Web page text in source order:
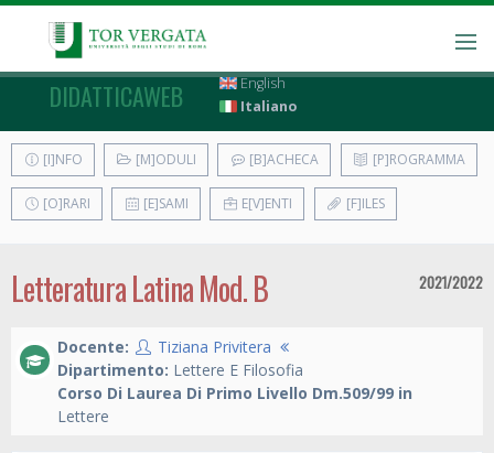
DIDATTICAWEB
English
Italiano
[I]NFO [M]ODULI [B]ACHECA [P]ROGRAMMA
[O]RARI [E]SAMI E[V]ENTI [F]ILES
Letteratura Latina Mod. B 2021/2022
Docente:
Tiziana Privitera
Dipartimento: Lettere E Filosofia
Corso Di Laurea Di Primo Livello Dm.509/99 in
Lettere